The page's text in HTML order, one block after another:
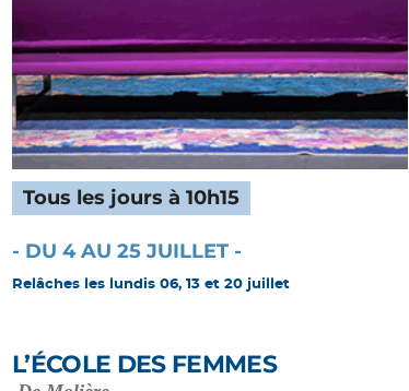
Tous les jours à 10h15
- DU 4 AU 25 JUILLET -
Relâches les lundis 06, 13 et 20 juillet
L’ÉCOLE DES FEMMES